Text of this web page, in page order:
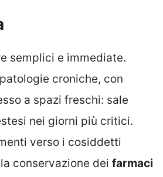
semplici e immediate.
croniche, con
a spazi freschi: sale
nei giorni più critici.
verso i cosiddetti
conservazione dei farmaci